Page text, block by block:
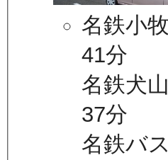
名鉄小
41分
名鉄犬
37分
名鉄バ